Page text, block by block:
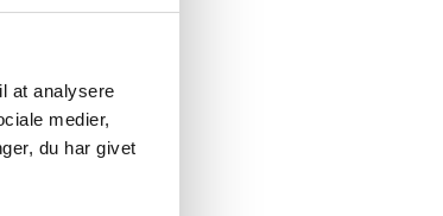
at analysere
medier,
du har givet